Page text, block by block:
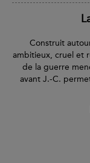
Construit
ambitieux, cruel et
de la guerre
avant J.-C.